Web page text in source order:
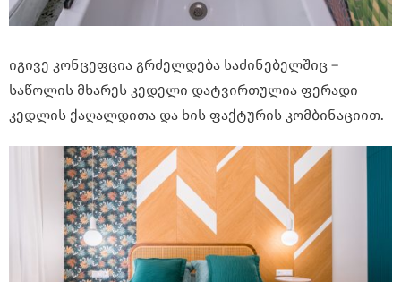
იგივე კონცეფცია გრძელდება საძინებელშიც –
საწოლის მხარეს კედელი დატვირთულია ფერადი
კედლის ქაღალდითა და ხის ფაქტურის კომბინაციით.